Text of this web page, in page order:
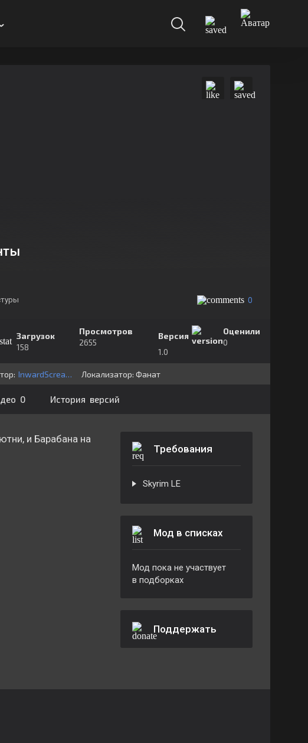
0
Загрузок
158
Просмотров
2655
Версия
1.0
Оценили
0
InwardScreams Локализатор: ⁣⁣⁣Фанат
0 История версий
и Барабана на
Требования
Skyrim LE
Мод в списках
Мод пока не участвует
в подборках
Поддержать